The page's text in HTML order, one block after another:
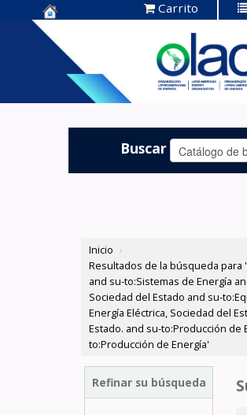
Centro de
Documentación
OLADE -
Carrito
Buscar
Inicio ›
Resultados de la búsqueda para
and su-to:Sistemas de Energía
Sociedad del Estado and su-
Energía Eléctrica, Sociedad del
Estado. and su-to:Producción de
to:Producción de Energía'
Refinar su búsqueda